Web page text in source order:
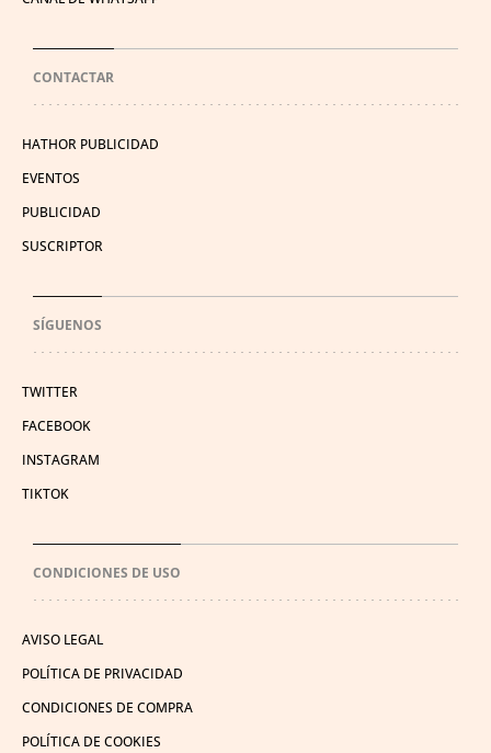
CONTACTAR
HATHOR PUBLICIDAD
EVENTOS
PUBLICIDAD
SUSCRIPTOR
SÍGUENOS
TWITTER
FACEBOOK
INSTAGRAM
TIKTOK
CONDICIONES DE USO
AVISO LEGAL
POLÍTICA DE PRIVACIDAD
CONDICIONES DE COMPRA
POLÍTICA DE COOKIES